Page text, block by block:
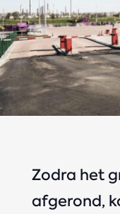
Zodra het
afgerond,